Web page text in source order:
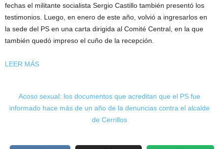
fechas el militante socialista Sergio Castillo también presentó los
testimonios. Luego, en enero de este año, volvió a ingresarlos en
la sede del PS en una carta dirigida al Comité Central, en la que
también quedó impreso el cuño de la recepción.
LEER MÁS
Acoso sexual: los documentos que acreditan que el PS fue
informado hace más de un año de la denuncias contra el alcalde
de Cerrillos